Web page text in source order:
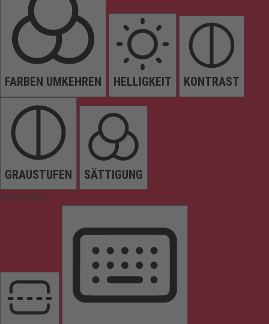
FARBEN UMKEHREN HELLIGKEIT KONTRAST
GRAUSTUFEN SÄTTIGUNG
Orientierung